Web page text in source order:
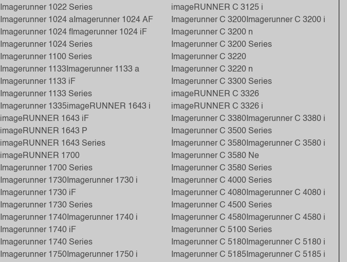
Imagerunner 1022 Series
Imagerunner 1024 aImagerunner 1024 AF
Imagerunner 1024 fImagerunner 1024 iF
Imagerunner 1024 Series
Imagerunner 1100 Series
Imagerunner 1133 Imagerunner 1133 a
Imagerunner 1133 iF
Imagerunner 1133 Series
Imagerunner 1335imageRUNNER 1643 i
imageRUNNER 1643 iF
imageRUNNER 1643 P
imageRUNNER 1643 Series
imageRUNNER 1700
Imagerunner 1700 Series
Imagerunner 1730Imagerunner 1730 i
Imagerunner 1730 iF
Imagerunner 1730 Series
Imagerunner 1740Imagerunner 1740 i
Imagerunner 1740 iF
Imagerunner 1740 Series
Imagerunner 1750Imagerunner 1750 i
imageRUNNER C 3125 i
Imagerunner C 3200 Imagerunner C 3200 i
Imagerunner C 3200 n
Imagerunner C 3200 Series
Imagerunner C 3220
Imagerunner C 3220 n
Imagerunner C 3300 Series
imageRUNNER C 3326
imageRUNNER C 3326 i
Imagerunner C 3380 Imagerunner C 3380 i
Imagerunner C 3500 Series
Imagerunner C 3580 Imagerunner C 3580 i
Imagerunner C 3580 Ne
Imagerunner C 3580 Series
Imagerunner C 4000 Series
Imagerunner C 4080 Imagerunner C 4080 i
Imagerunner C 4500 Series
Imagerunner C 4580 Imagerunner C 4580 i
Imagerunner C 5100 Series
Imagerunner C 5180 Imagerunner C 5180 i
Imagerunner C 5185 Imagerunner C 5185 i